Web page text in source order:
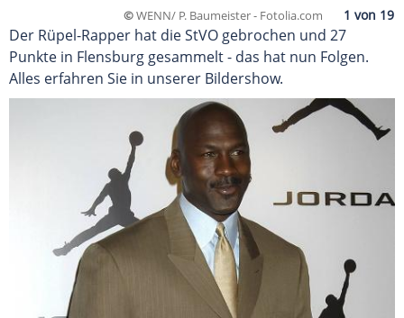
©WENN/ P. Baumeister - Fotolia.com
Der Rüpel-Rapper hat die StVO gebrochen und 27
Punkte in Flensburg gesammelt - das hat nun Folgen.
Alles erfahren Sie in unserer Bildershow.